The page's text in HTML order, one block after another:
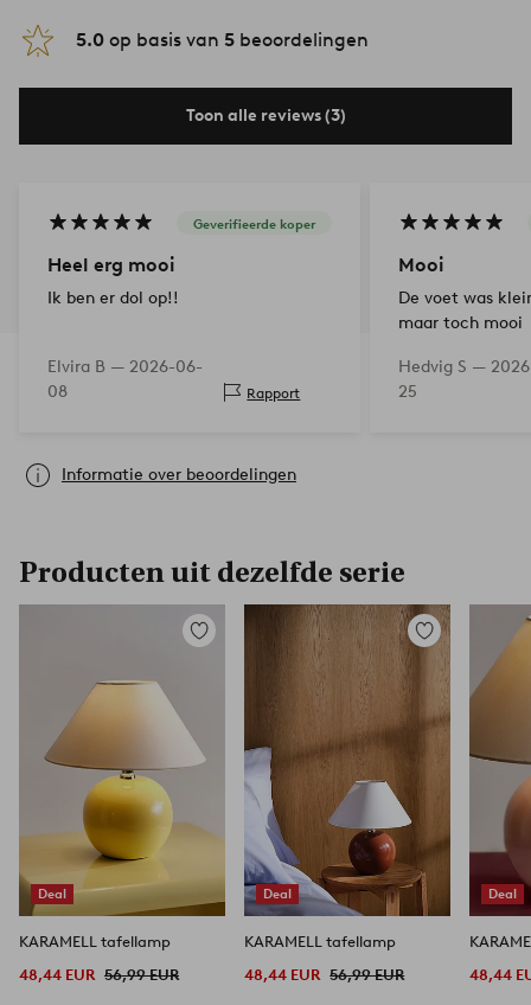
5.0 op basis van 5 beoordelingen
Toon alle reviews (3)
Geverifieerde koper
Heel erg mooi
Ik ben er dol op!!
Elvira B — 2026-06-
08
Rapport
Mooi
De voet was
maar toch mooi
Hedvig S —
25
Informatie over beoordelingen
Producten uit dezelfde serie
Deal
Toevoegen
KARAMELL tafellamp
48,44 EUR 56,99 EUR
Deal
Toevoegen
aan
favorieten
KARAMELL tafellamp
48,44 EUR 56,99 EUR
Deal
48,44